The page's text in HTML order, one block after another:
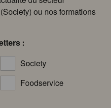
ou nos formations
:
Society
Foodservice